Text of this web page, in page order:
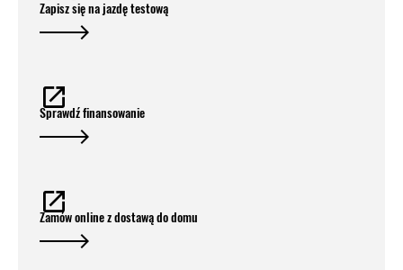
Zapisz się na jazdę testową
Sprawdź finansowanie
Zamów online z dostawą do domu